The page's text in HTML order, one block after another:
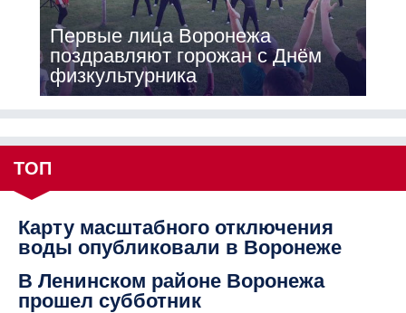
Первые лица Воронежа
поздравляют горожан с Днём
физкультурника
ТОП
Карту масштабного отключения
воды опубликовали в Воронеже
В Ленинском районе Воронежа
прошел субботник